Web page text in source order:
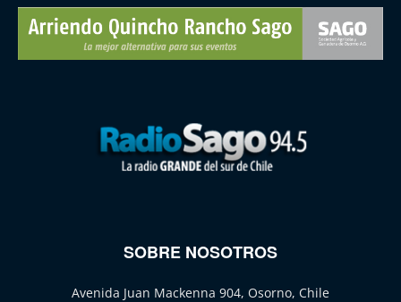
SOBRE NOSOTROS
Avenida Juan Mackenna 904, Osorno, Chile